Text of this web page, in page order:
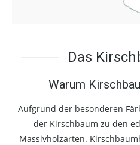
Das
Warum
Aufgrund der besonderen
der Kirschbaum zu den
Massivholzarten.